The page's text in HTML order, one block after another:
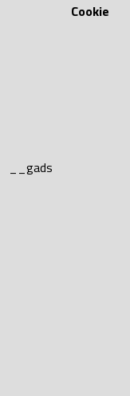
Cookie
__gads